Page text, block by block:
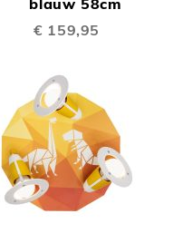
blauw 58cm
€ 159,95